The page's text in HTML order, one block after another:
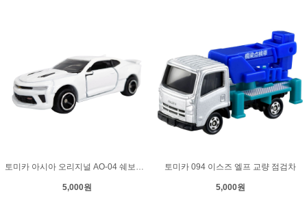
토미카 아시아 오리지널 AO-04 쉐보레 카마로
5,000원
토미카 094 이스즈 엘프 교량 점검차
5,000원